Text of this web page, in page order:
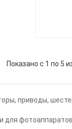
Показано с 1 по 5
для фотоаппаратов